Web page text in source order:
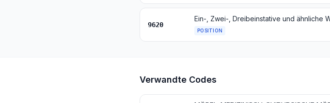
9620
Ein-, Zwei-, Dreibeinstative und ähnliche
POSITION
Verwandte Codes